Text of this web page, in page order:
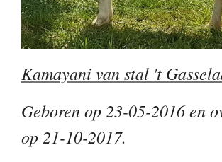
Kamayani van stal 't
Geboren op 23-05-2016 en
op 21-10-2017.